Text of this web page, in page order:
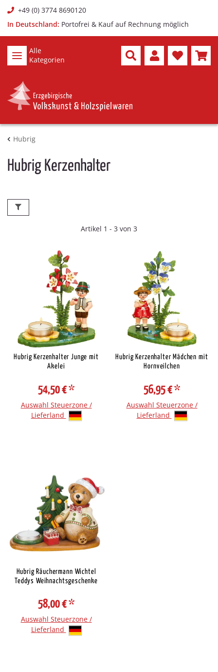
+49 (0) 3774 8690120
In Deutschland: Portofrei & Kauf auf Rechnung möglich
Alle
Kategorien
Hubrig
Hubrig Kerzenhalter
Artikel 1 - 3 von 3
Hubrig Kerzenhalter Junge mit
Akelei
54,50 €*
Auswahl Steuerzone /
Lieferland
Hubrig Kerzenhalter Mädchen mit
Hornveilchen
56,95 €*
Auswahl Steuerzone /
Lieferland
Hubrig Räuchermann Wichtel
Teddys Weihnachtsgeschenke
58,00 €*
Auswahl Steuerzone /
Lieferland